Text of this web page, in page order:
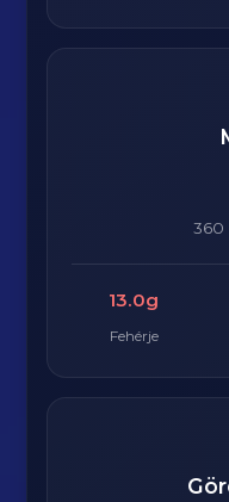
360
13.0g
Fehérje